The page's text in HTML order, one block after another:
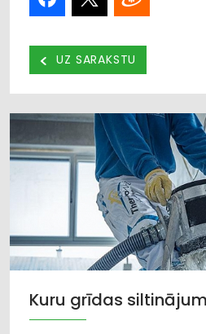
UZ SARAKSTU
Kuru grīdas